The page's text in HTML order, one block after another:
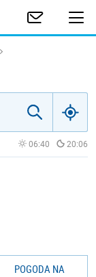
06:40 20:06
POGODA NA